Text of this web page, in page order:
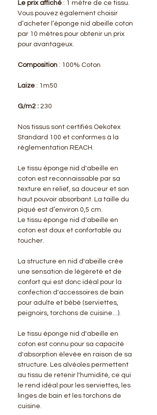
Le prix affiché : 1 mètre de ce tissu.
Vous pouvez également choisir
d’acheter l’éponge nid abeille coton
par 10 mètres pour obtenir un prix
pour avantageux.
Composition : 100% Coton
Laize : 1m50
G/m2 : 230
Nos tissus sont certifiés Oekotex
Standard 100 et conformes à la
réglementation REACH.
Le tissu éponge nid d'abeille en
coton est reconnaissable par sa
texture en relief, sa douceur et son
haut pouvoir absorbant. La taille du
piqué est d’environ 0,5 cm.
Le tissu éponge nid d'abeille en
coton est doux et confortable au
toucher.
La structure en nid d'abeille crée
une sensation de légèreté et de
confort qui est donc idéal pour la
confection d'accessoires de bain
pour adulte et bébé (serviettes,
peignoirs, torchons de cuisine…).
Le tissu éponge nid d'abeille en
coton est connu pour sa capacité
d'absorption élevée en raison de sa
structure. Les alvéoles permettent
au tissu de retenir l'humidité, ce qui
le rend idéal pour les serviettes, les
linges de bain et les torchons de
cuisine.